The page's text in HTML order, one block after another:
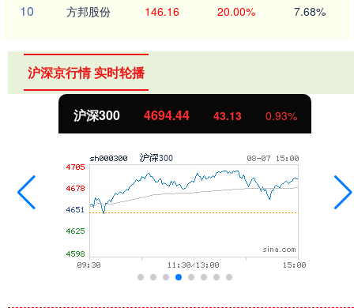
10 方邦股份 146.16 20.00% 7.68%
沪深京行情 实时轮播
北证50 1134.24 11.37 1.01%